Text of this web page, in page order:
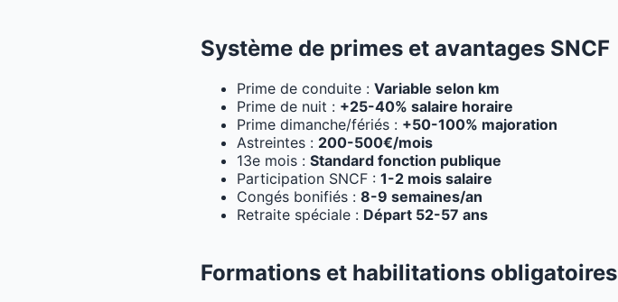
Système de primes et avantages SNCF
Prime de conduite : Variable selon km
Prime de nuit : +25-40% salaire horaire
Prime dimanche/fériés : +50-100% majoration
Astreintes : 200-500€/mois
13e mois : Standard fonction publique
Participation SNCF : 1-2 mois salaire
Congés bonifiés : 8-9 semaines/an
Retraite spéciale : Départ 52-57 ans
Formations et habilitations obligatoires